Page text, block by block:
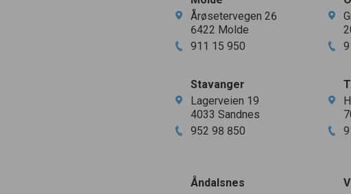
Årøsetervegen26
6422 Molde
911 15 950
Stavanger
Lagerveien 19
4033 Sandnes
952 98 850
Åndalsnes